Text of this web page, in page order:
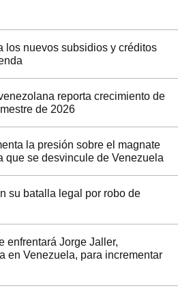
los nuevos subsidios y créditos
reporta crecimiento de
de 2026
la presión sobre el magnate
que se desvincule de Venezuela
su batalla legal por robo de
enfrentará Jorge Jaller,
en Venezuela, para incrementar